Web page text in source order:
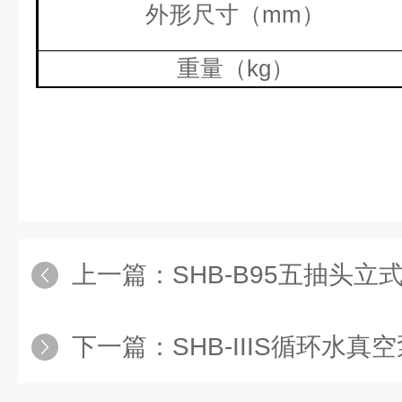
外形尺寸（mm ）
重量（kg）
上一篇： SHB-B95五抽头立
下一篇： SHB-IIIS循环水真空